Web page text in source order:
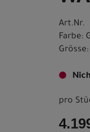
Art.Nr.
Farbe:
Grösse:
pro